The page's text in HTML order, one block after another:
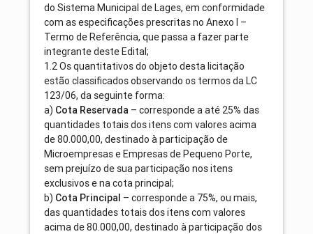
do Sistema Municipal de Lages, em conformidade
com as especificações prescritas no Anexo I –
Termo de Referência, que passa a fazer parte
integrante deste Edital;
1.2 Os quantitativos do objeto desta licitação
estão classificados observando os termos da LC
123/06, da seguinte forma:
a) Cota Reservada – corresponde a até 25% das
quantidades totais dos itens com valores acima
de 80.000,00, destinado à participação de
Microempresas e Empresas de Pequeno Porte,
sem prejuízo de sua participação nos itens
exclusivos e na cota principal;
b) Cota Principal – corresponde a 75%, ou mais,
das quantidades totais dos itens com valores
acima de 80.000,00, destinado à participação dos